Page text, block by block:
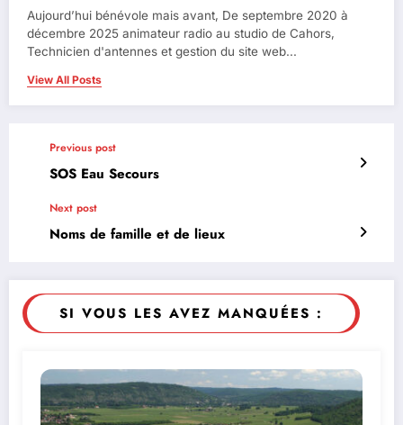
Aujourd’hui bénévole mais avant, De septembre 2020 à
décembre 2025 animateur radio au studio de Cahors,
Technicien d'antennes et gestion du site web...
View All Posts
Previous post
SOS Eau Secours
Next post
Noms de famille et de lieux
SI VOUS LES AVEZ MANQUÉES :